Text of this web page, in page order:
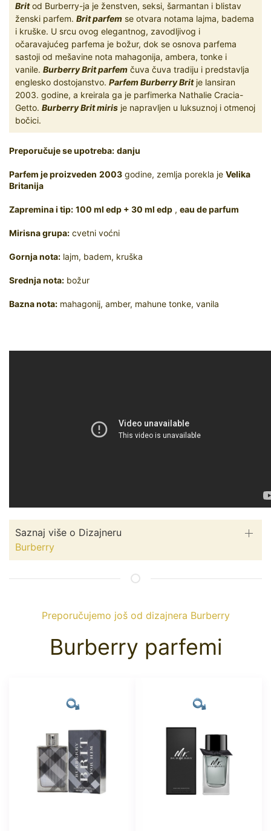
Britod Burberry-ja je ženstven, seksi, šarmantan i blistav
ženski parfem. Brit parfem se otvara notama lajma, badema
i kruške. U srcu ovog elegantnog, zavodljivog i
očaravajućeg parfema je božur, dok se osnova parfema
sastoji od mešavine nota mahagonija, ambera, tonke i
vanile. Burberry Brit parfem čuva čuva tradiju i predstavlja
englesko dostojanstvo. Parfem Burberry Britje lansiran
2003. godine, a kreirala ga je parfimerka Nathalie Cracia-
Getto. Burberry Brit miris je napravljen u luksuznoj i otmenoj
bočici.
Preporučuje se upotreba: danju
Parfem je proizveden 2003 godine, zemlja porekla je Velika
Britanija
Zapremina i tip: 100 ml edp + 30 ml edp , eau de parfum
Mirisna grupa: cvetni voćni
Gornja nota: lajm, badem, kruška
Srednja nota: božur
Bazna nota: mahagonij, amber, mahune tonke, vanila
Saznaj više o Dizajneru
Burberry
Preporučujemo još od dizajnera Burberry
Burberry parfemi